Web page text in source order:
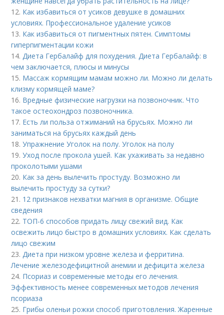
12. Как избавиться от усиков девушке в домашних
условиях. Профессиональное удаление усиков
13. Как избавиться от пигментных пятен. Симптомы
гиперпигментации кожи
14.Диета Гербалайф для похудения. Диета Гербалайф: в
чем заключается, плюсы и минусы
15. Массаж кормящим мамам можно ли. Можно ли делать
клизму кормящей маме?
16. Вредные физические нагрузки на позвоночник. Что
такое остеохондроз позвоночника.
17. Есть ли польза отжиманий на брусьях. Можно ли
заниматься на брусьях каждый день
18.Упражнение Уголок на полу. Уголок на полу
19.Уход после прокола ушей. Как ухаживать за недавно
проколотыми ушами
20. Как за день вылечить простуду. Возможно ли
вылечить простуду за сутки?
21. 12 признаков нехватки магния в организме. Общие
сведения
22. ТОП-6 способов придать лицу свежий вид. Как
освежить лицо быстро в домашних условиях. Как сделать
лицо свежим
23.Диета при низком уровне железа и ферритина.
Лечение железодефицитной анемии и дефицита железа
24. Псориаз и современные методы его лечения.
Эффективность менее современных методов лечения
псориаза
25. Грибы оленьи рожки способ приготовления. Жаренные